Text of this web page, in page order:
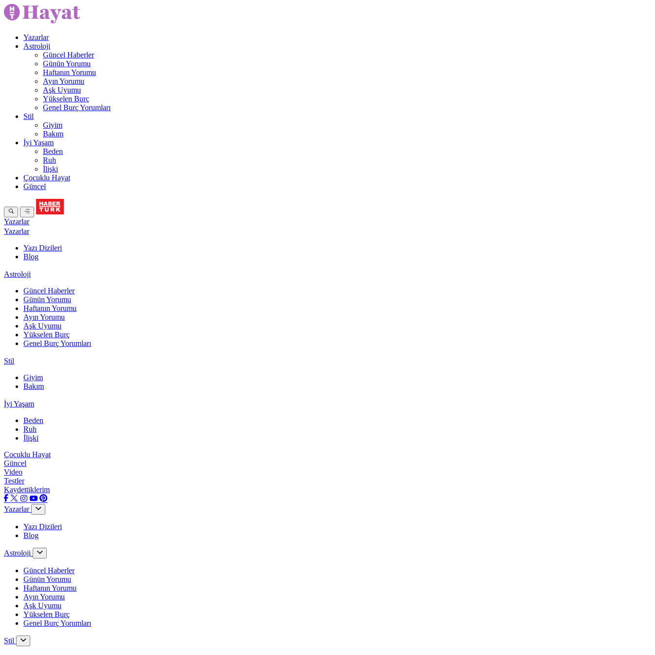
Yazarlar
Astroloji
Güncel Haberler
Günün Yorumu
Haftanın Yorumu
Ayın Yorumu
Aşk Uyumu
Yükselen Burç
Genel Burç Yorumları
Stil
Giyim
Bakım
İyi Yaşam
Beden
Ruh
İlişki
Çocuklu Hayat
Güncel
Yazarlar
Yazarlar
Yazı Dizileri
Blog
Astroloji
Güncel Haberler
Günün Yorumu
Haftanın Yorumu
Ayın Yorumu
Aşk Uyumu
Yükselen Burç
Genel Burç Yorumları
Stil
Giyim
Bakım
İyi Yaşam
Beden
Ruh
İlişki
Çocuklu Hayat
Güncel
Video
Testler
Kaydettiklerim
Yazarlar
Yazı Dizileri
Blog
Astroloji
Güncel Haberler
Günün Yorumu
Haftanın Yorumu
Ayın Yorumu
Aşk Uyumu
Yükselen Burç
Genel Burç Yorumları
Stil